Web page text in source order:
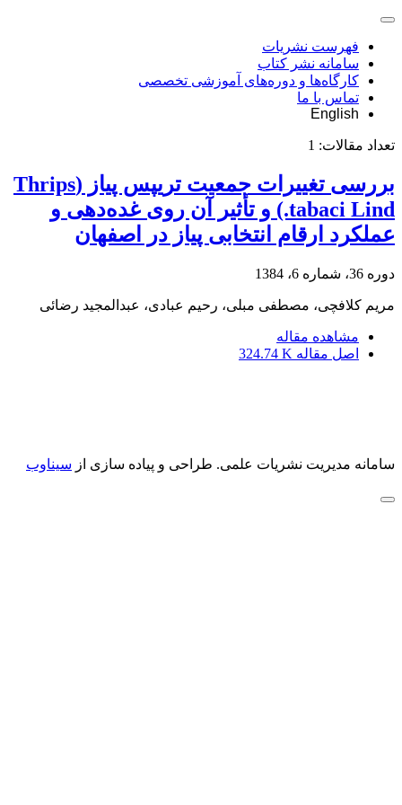
فهرست نشریات
سامانه نشر کتاب
کارگاه‌ها و دوره‌های آموزشی تخصصی
تماس با ما
English
تعداد مقالات: 1
بررسی تغییرات جمعیت تریپس پیاز (Thrips
tabaci Lind.) و تأثیر آن روی غده‌دهی و
عملکرد ارقام انتخابی پیاز در اصفهان
دوره 36، شماره 6، 1384
مریم کلافچی، مصطفی مبلی، رحیم عبادی، عبدالمجید رضائی
مشاهده مقاله
اصل مقاله 324.74 K
سامانه مدیریت نشریات علمی. طراحی و پیاده سازی از سیناوب